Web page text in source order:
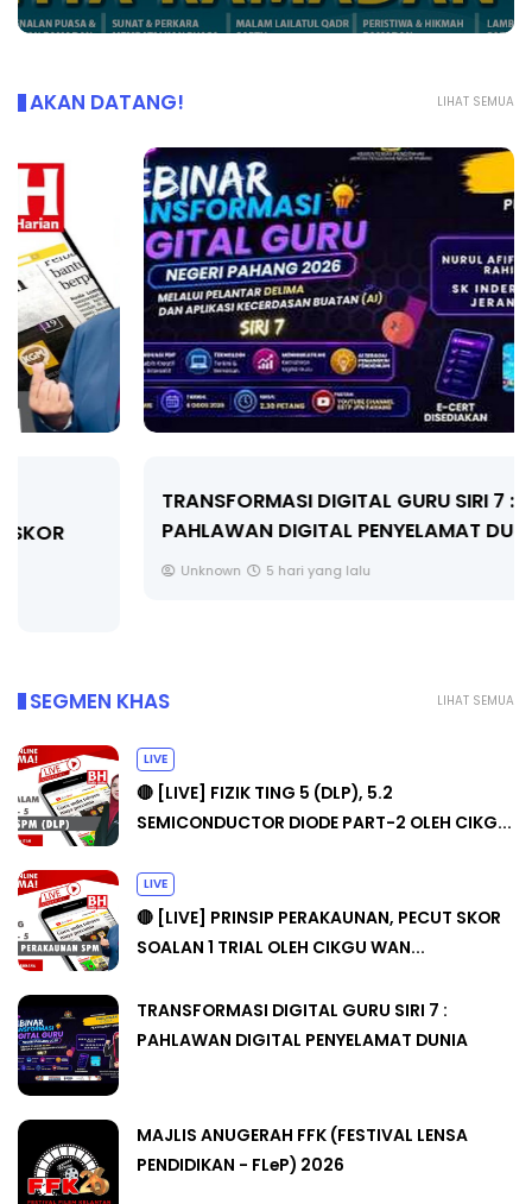
LIHAT SEMUA
AKAN DATANG!
TRANSFORMASI DIGITAL GURU SIRI 7 :
PAHLAWAN DIGITAL PENYELAMAT DUNIA
5 hari yang lalu
LIHAT SEMUA
SEGMEN KHAS
LIVE
🔴 [LIVE] FIZIK TING 5 (DLP), 5.2
SEMICONDUCTOR DIODE PART-2 OLEH CIKG...
LIVE
🔴 [LIVE] PRINSIP PERAKAUNAN, PECUT SKOR
SOALAN 1 TRIAL OLEH CIKGU WAN...
TRANSFORMASI DIGITAL GURU SIRI 7 :
PAHLAWAN DIGITAL PENYELAMAT DUNIA
MAJLIS ANUGERAH FFK (FESTIVAL LENSA
PENDIDIKAN - FLeP) 2026